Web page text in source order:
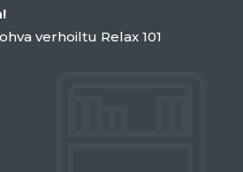
verhoiltu Relax 101